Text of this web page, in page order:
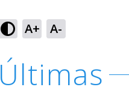
A+ A-
Ativar
Som
Últimas